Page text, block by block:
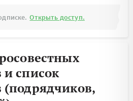
Открыть доступ.
список